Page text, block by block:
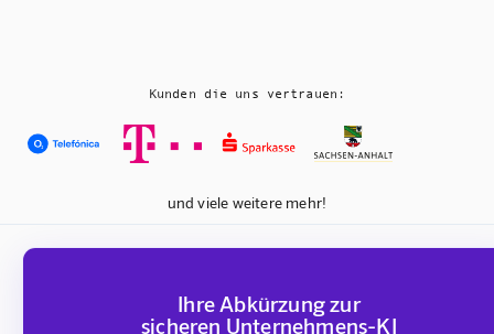
Kunden die uns vertrauen:
und viele weitere mehr!
Ihre Abkürzung zur
sicheren Unternehmens-KI